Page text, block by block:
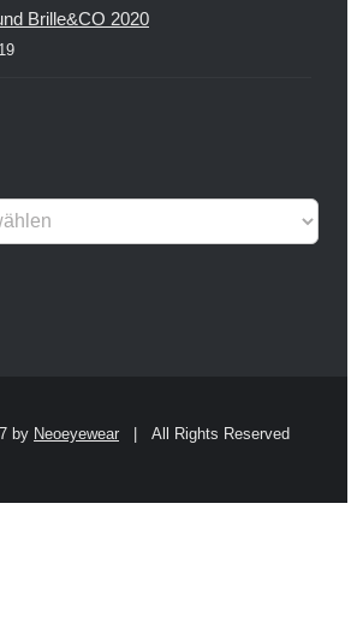
Brille&CO 2020
by Neoeyewear | All Rights Reserved